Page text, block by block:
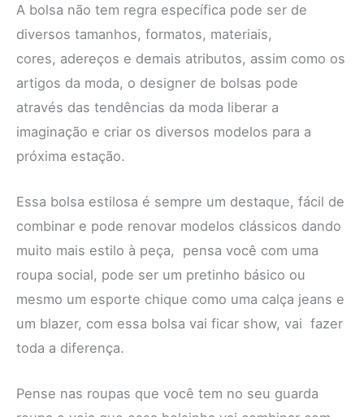
A bolsa não tem regra específica pode ser de
diversos tamanhos, formatos, materiais,
cores, adereços e demais atributos, assim como os
artigos da moda, o designer de bolsas pode
através das tendências da moda liberar a
imaginação e criar os diversos modelos para a
próxima estação.
Essa bolsa estilosa é sempre um destaque, fácil de
combinar e pode renovar modelos clássicos dando
muito mais estilo à peça, pensa você com uma
roupa social, pode ser um pretinho básico ou
mesmo um esporte chique como uma calça jeans e
um blazer, com essa bolsa vai ficar show, vai fazer
toda a diferença.
Pense nas roupas que você tem no seu guarda